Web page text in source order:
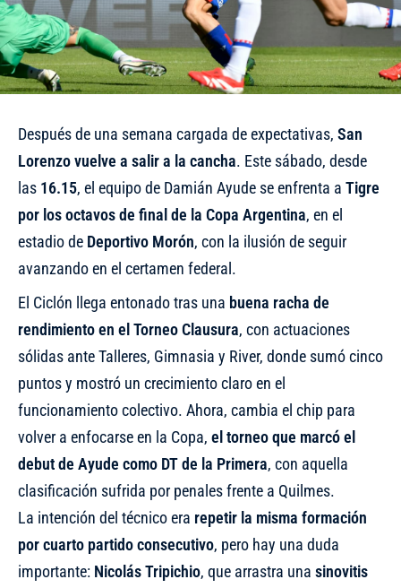
Después de una semana cargada de expectativas, San
Lorenzo vuelve a salir a la cancha. Este sábado, desde
las 16.15, el equipo de Damián Ayude se enfrenta a Tigre
por los octavos de final de la Copa Argentina, en el
estadio de Deportivo Morón, con la ilusión de seguir
avanzando en el certamen federal.
El Ciclón llega entonado tras una buena racha de
rendimiento en el Torneo Clausura, con actuaciones
sólidas ante Talleres, Gimnasia y River, donde sumó cinco
puntos y mostró un crecimiento claro en el
funcionamiento colectivo. Ahora, cambia el chip para
volver a enfocarse en la Copa, el torneo que marcó el
debut de Ayude como DT de la Primera, con aquella
clasificación sufrida por penales frente a Quilmes.
La intención del técnico era repetir la misma formación
por cuarto partido consecutivo, pero hay una duda
importante: Nicolás Tripichio, que arrastra una sinovitis